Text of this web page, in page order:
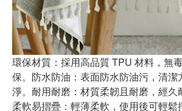
環保材質：採用高品質 TPU 材料，無
保。防水防油：表面防水防油污，清潔
淨。耐用耐磨：材質柔韌且耐磨，經久
柔軟易摺疊：輕薄柔軟，使用後可輕鬆